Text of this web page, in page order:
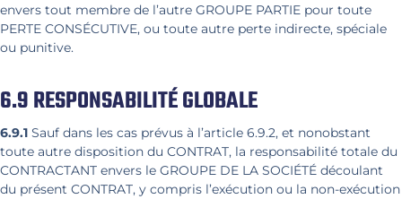
envers tout membre de l’autre GROUPE PARTIE pour toute
PERTE CONSÉCUTIVE, ou toute autre perte indirecte, spéciale
ou punitive.
6.9 RESPONSABILITÉ GLOBALE
6.9.1 Sauf dans les cas prévus à l’article 6.9.2, et nonobstant
toute autre disposition du CONTRAT, la responsabilité totale du
CONTRACTANT envers le GROUPE DE LA SOCIÉTÉ découlant
du présent CONTRAT, y compris l’exécution ou la non-exécution